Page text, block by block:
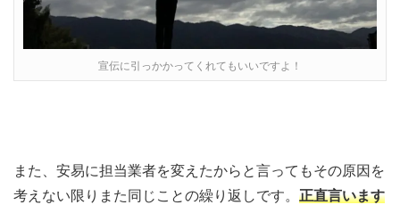
宣伝に引っかかってくれてもいいですよ！
また、安易に担当業者を変えたからと言ってもその原因を
考えない限りまた同じことの繰り返しです。 正直言います